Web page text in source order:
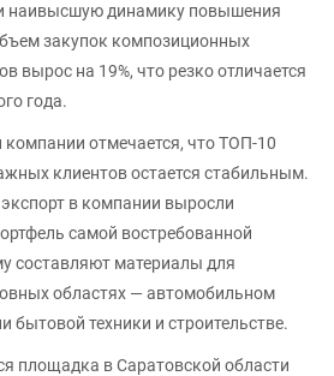
наивысшую динамику повышения
закупок композиционных
вырос на 19%, что резко отличается
года.
отмечается, что ТОП-10
клиентов остается стабильным.
в компании выросли
самой востребованной
составляют материалы для
областях — автомобильном
бытовой техники и строительстве.
площадка в Саратовской области